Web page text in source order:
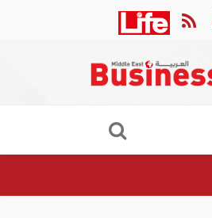
في شأن الضريبة على الشركات والأعمال